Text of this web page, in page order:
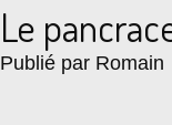
Le
Publié par Romain